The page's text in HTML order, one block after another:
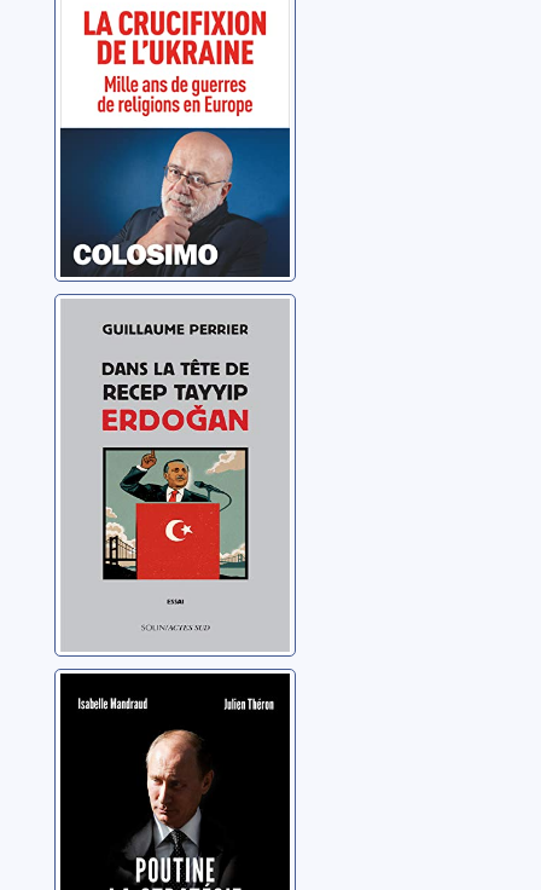
Colosimo, Jean-
François
Dans la tête de
Recep Tayyip
Erdogan
Perrier, Guillaume
Poutine, la
stratégie du
désordre
Mandraud, Isabelle